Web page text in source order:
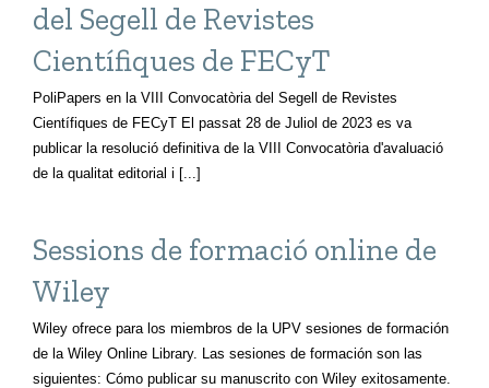
del Segell de Revistes
Científiques de FECyT
PoliPapers en la VIII Convocatòria del Segell de Revistes
Científiques de FECyT El passat 28 de Juliol de 2023 es va
publicar la resolució definitiva de la VIII Convocatòria d'avaluació
de la qualitat editorial i [...]
Sessions de formació online de
Wiley
Wiley ofrece para los miembros de la UPV sesiones de formación
de la Wiley Online Library. Las sesiones de formación son las
siguientes: Cómo publicar su manuscrito con Wiley exitosamente.